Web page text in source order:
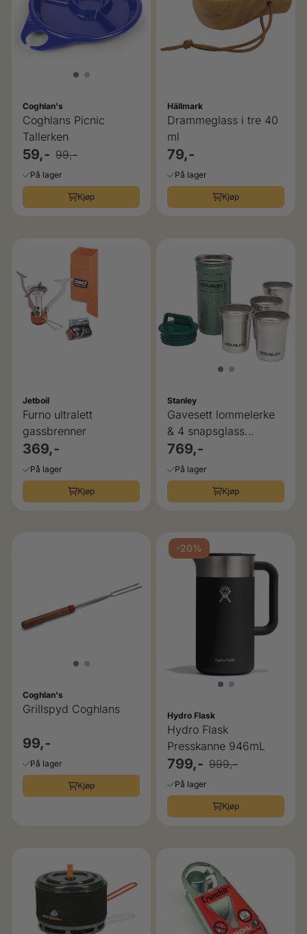
Coghlan's
Coghlans Picnic
Tallerken
59,- 99,-
På lager
Kjøp
Hällmark
Drammeglass i tre 40
ml
79,-
På lager
Kjøp
Jetboil
Furno ultralett
gassbrenner
369,-
På lager
Kjøp
Stanley
Gavesett lommelerke
& 4 snapsglass
Stanley
769,-
På lager
Kjøp
Coghlan's
Grillspyd Coghlans
99,-
På lager
Kjøp
-20%
Hydro Flask
Hydro Flask
Presskanne 946mL
799,- 999,-
På lager
Kjøp